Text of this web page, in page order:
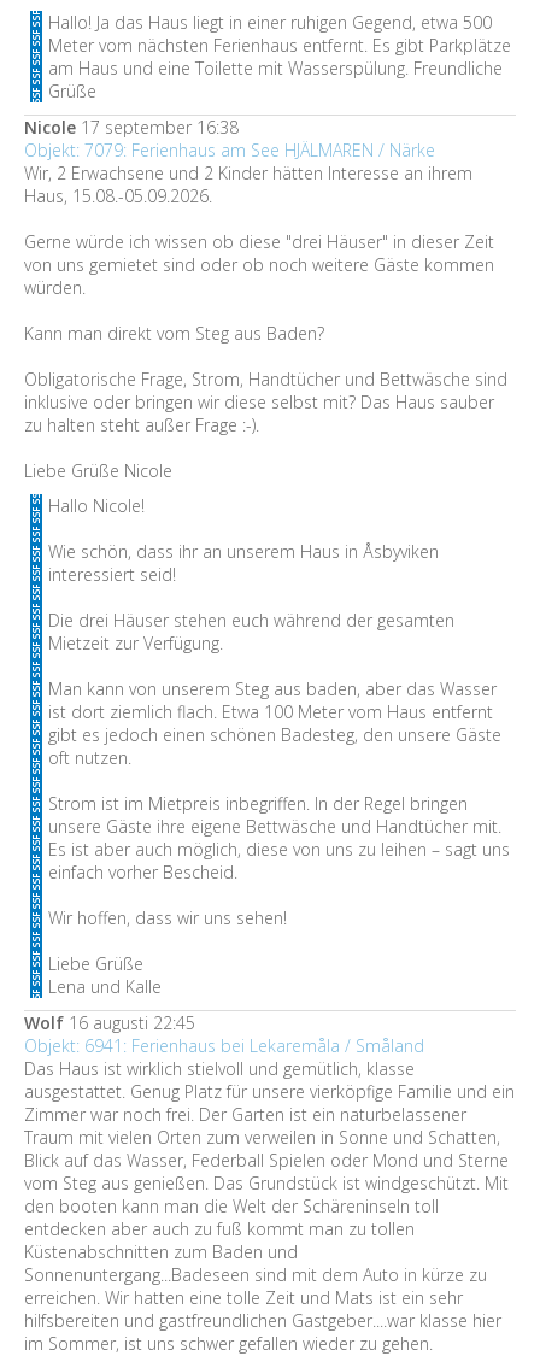
Hallo! Ja das Haus liegt in einer ruhigen Gegend, etwa 500
Meter vom nächsten Ferienhaus entfernt. Es gibt Parkplätze
am Haus und eine Toilette mit Wasserspülung. Freundliche
Grüße
Nicole 17 september 16:38
Objekt: 7079: Ferienhaus am See HJÄLMAREN / Närke
Wir, 2 Erwachsene und 2 Kinder hätten Interesse an ihrem
Haus, 15.08.-05.09.2026.
Gerne würde ich wissen ob diese "drei Häuser" in dieser Zeit
von uns gemietet sind oder ob noch weitere Gäste kommen
würden.
Kann man direkt vom Steg aus Baden?
Obligatorische Frage, Strom, Handtücher und Bettwäsche sind
inklusive oder bringen wir diese selbst mit? Das Haus sauber
zu halten steht außer Frage :-).
Liebe Grüße Nicole
Hallo Nicole!
Wie schön, dass ihr an unserem Haus in Åsbyviken
interessiert seid!
Die drei Häuser stehen euch während der gesamten
Mietzeit zur Verfügung.
Man kann von unserem Steg aus baden, aber das Wasser
ist dort ziemlich flach. Etwa 100 Meter vom Haus entfernt
gibt es jedoch einen schönen Badesteg, den unsere Gäste
oft nutzen.
Strom ist im Mietpreis inbegriffen. In der Regel bringen
unsere Gäste ihre eigene Bettwäsche und Handtücher mit.
Es ist aber auch möglich, diese von uns zu leihen – sagt uns
einfach vorher Bescheid.
Wir hoffen, dass wir uns sehen!
Liebe Grüße
Lena und Kalle
Wolf 16 augusti 22:45
Objekt: 6941: Ferienhaus bei Lekaremåla / Småland
Das Haus ist wirklich stielvoll und gemütlich, klasse
ausgestattet. Genug Platz für unsere vierköpfige Familie und ein
Zimmer war noch frei. Der Garten ist ein naturbelassener
Traum mit vielen Orten zum verweilen in Sonne und Schatten,
Blick auf das Wasser, Federball Spielen oder Mond und Sterne
vom Steg aus genießen. Das Grundstück ist windgeschützt. Mit
den booten kann man die Welt der Schäreninseln toll
entdecken aber auch zu fuß kommt man zu tollen
Küstenabschnitten zum Baden und
Sonnenuntergang...Badeseen sind mit dem Auto in kürze zu
erreichen. Wir hatten eine tolle Zeit und Mats ist ein sehr
hilfsbereiten und gastfreundlichen Gastgeber....war klasse hier
im Sommer, ist uns schwer gefallen wieder zu gehen.